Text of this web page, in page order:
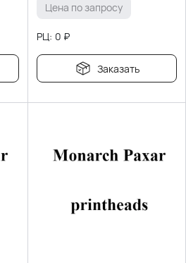
Цена по запросу
РЦ: 0 ₽
Заказать